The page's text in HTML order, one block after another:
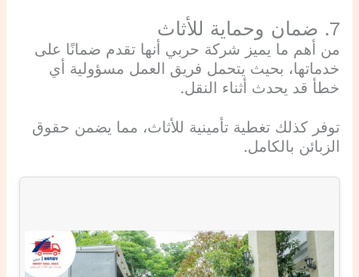
7. ضمان وحماية للأثاث
من أهم ما يميز شركة حربي أنها تقدم ضمانًا على
خدماتها، بحيث يتحمل فريق العمل مسؤولية أي
خطأ قد يحدث أثناء النقل.
توفر كذلك تغطية تأمينية للأثاث، مما يضمن حقوق
الزبائن بالكامل.